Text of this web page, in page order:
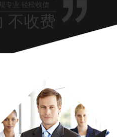
专业 轻松收债
不收费